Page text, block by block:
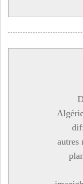
autres